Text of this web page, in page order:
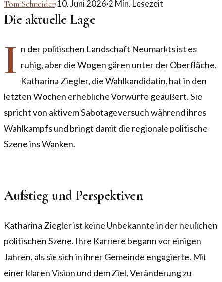
Tom Schneider·10. Juni 2026·2 Min. Lesezeit
Die aktuelle Lage
I n der politischen Landschaft Neumarkts ist es
ruhig, aber die Wogen gären unter der Oberfläche.
Katharina Ziegler, die Wahlkandidatin, hat in den
letzten Wochen erhebliche Vorwürfe geäußert. Sie
spricht von aktivem Sabotageversuch während ihres
Wahlkampfs und bringt damit die regionale politische
Szene ins Wanken.
Aufstieg und Perspektiven
Katharina Ziegler ist keine Unbekannte in der neulichen
politischen Szene. Ihre Karriere begann vor einigen
Jahren, als sie sich in ihrer Gemeinde engagierte. Mit
einer klaren Vision und dem Ziel, Veränderung zu